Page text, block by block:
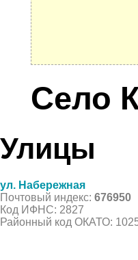
Село
Улицы
ул. Набережная
Почтовый индекс: 676950
Код ИФНС: 2827
Районный код ОКАТО: